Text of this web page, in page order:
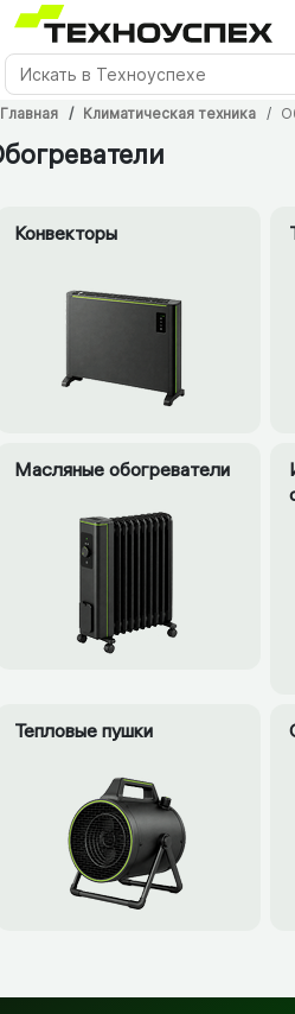
Главная Климатическая техника
Конвекторы
Масляные обогреватели
Тепловые пушки